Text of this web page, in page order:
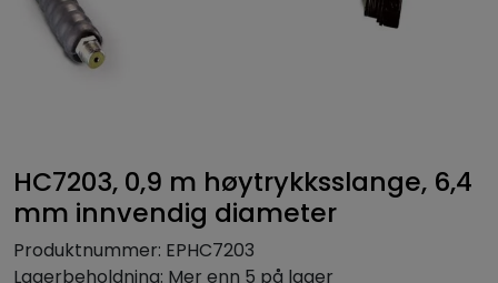
HC7203, 0,9 m høytrykksslange, 6,4
mm innvendig diameter
Produktnummer: EPHC7203
Lagerbeholdning: Mer enn 5 på lager
Vis priser